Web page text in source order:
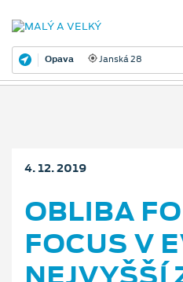
Opava Janská 28
4. 12. 2019
OBLIBA
FOCUS V